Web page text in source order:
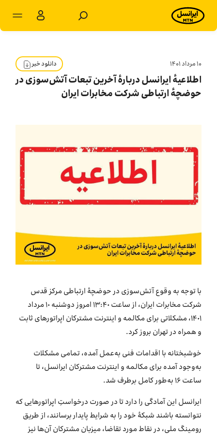
محصولات
سرویس‌های ویژه
اخبار
ترابرد به ایرانسل
۱۰ مرداد ۱۴۰۱ دانلود خبر
اطلاعیهٔ ایرانسل دربارهٔ آخرین تبعات آتش‌سوزی در
حوضچهٔ ارتباطی شرکت مخابرات ایران
با توجه به وقوع آتش‌سوزی در حوضچهٔ ارتباطی مرکز قدس
شرکت مخابرات ایران، از ساعت ١٣:۴٠ امروز دوشنبه ١٠ مرداد
١۴٠١، مشکلاتی برای مکالمه و اینترنت مشترکان اپراتورهای ثابت
و همراه در تهران بروز کرد.
خوشبختانه با اقدامات فنی به‌عمل آمده، تمامی مشکلات
به‌وجود آمده برای مکالمه و اینترنت مشترکان ایرانسل، تا
ساعت ١۶ به‌طور کامل برطرف شد.
ایرانسل این آمادگی را دارد تا در صورت درخواستِ اپراتورهایی که
نتوانسته باشند شبکهٔ خود را به شرایط پایدار برسانند، از طریق
رومینگ ملی، در نقاط مورد تقاضا، میزبان مشترکان آن‌ها نیز